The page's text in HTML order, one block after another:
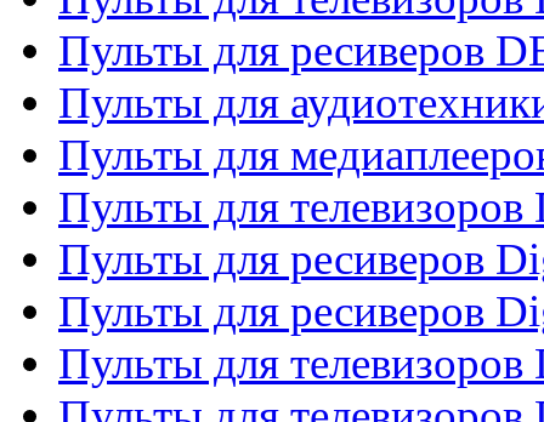
Пульты для ресиверов
Пульты для
Пульты для
Пульты для телевизоров
Пульты для ресиверов
Пульты для ресиверов
Пульты для